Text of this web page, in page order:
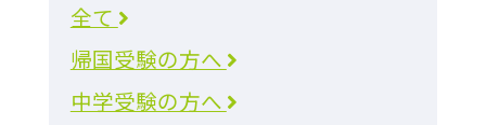
全て
帰国受験の方へ
中学受験の方へ